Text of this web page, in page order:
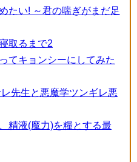
たい! ～君の喘ぎがまだ足
取るまで2
てキョンシーにしてみた
先生と悪魔学ツンギレ悪
精液(魔力)を糧とする最